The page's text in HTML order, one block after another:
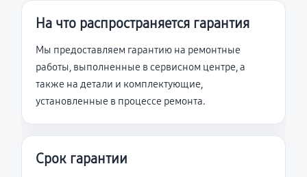
На что распространяется гарантия
Мы предоставляем гарантию на ремонтные
работы, выполненные в сервисном центре, а
также на детали и комплектующие,
установленные в процессе ремонта.
Срок гарантии